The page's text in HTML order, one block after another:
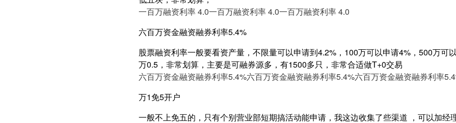
一百万融资利率 4.0一百万融资利率 4.0一百万融资利率 4.0
六百万资金融资融券利率5.4%
股票融资利率一般要看资产量，不限量可以申请到4.2%，100万可以申请4%，500万可
万0.5，非常划算，主要是可融券源多，有1500多只，非常合适做T+0交易
六百万资金融资融券利率5.4%六百万资金融资融券利率5.4%六百万资金融资融券利率
万1免5开户
一般不上免五的，只有个别营业部短期搞活动能申请，我这边收集了些渠道 ，可以加经